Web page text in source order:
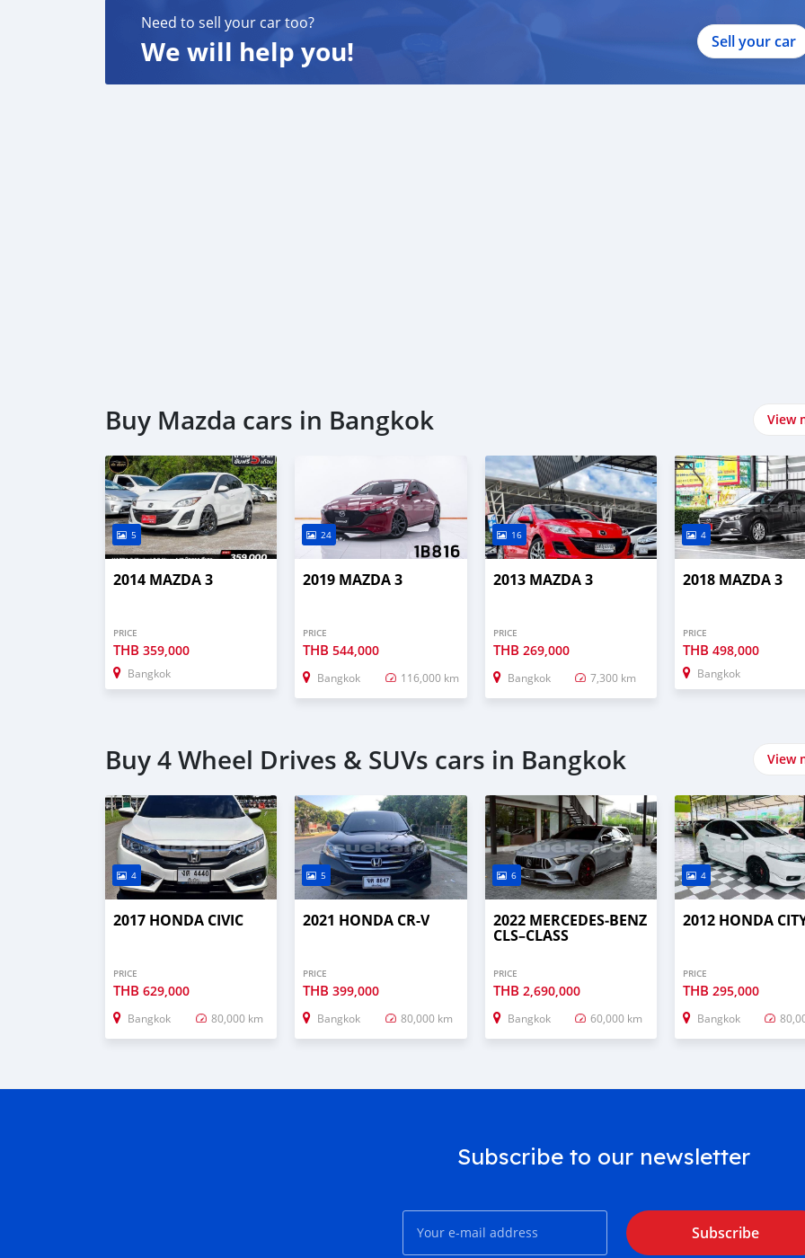
🦋ส่ง. 7,800 บาท. 84. งวด.😉😉
☘️ฟรี ค่าจัด
☘️ฟรี ค่าโอน
Need to sell your car too?
We will help you! Sell your car
Buy Mazda cars in Bangkok View
5
2014 MAZDA 3
PRICE
THB 359,000
Bangkok
24
2019 MAZDA 3
PRICE
THB544,000
Bangkok 116,000 km
16
2013 MAZDA 3
PRICE
THB 269,000
Bangkok 7,300 km
4
2018 MAZDA 3
PRICE
THB 498,000
Bangkok
Buy 4 Wheel Drives & SUVs cars in Bangkok View
4
2017 HONDA CIVIC
PRICE
THB 629,000
Bangkok 80,000 km
5
2021 HONDA CR-V
PRICE
THB399,000
Bangkok 80,000 km
6
2022 MERCEDES‒BENZ
CLS–CLASS
PRICE
THB 2,690,000
Bangkok 60,000 km
4
2012 HONDA
PRICE
THB 295,000
Bangkok
Subscribe to our newsletter
Subscribe